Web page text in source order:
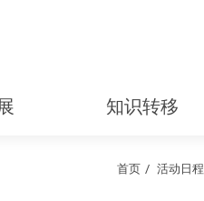
知识转移
首页 活动日程